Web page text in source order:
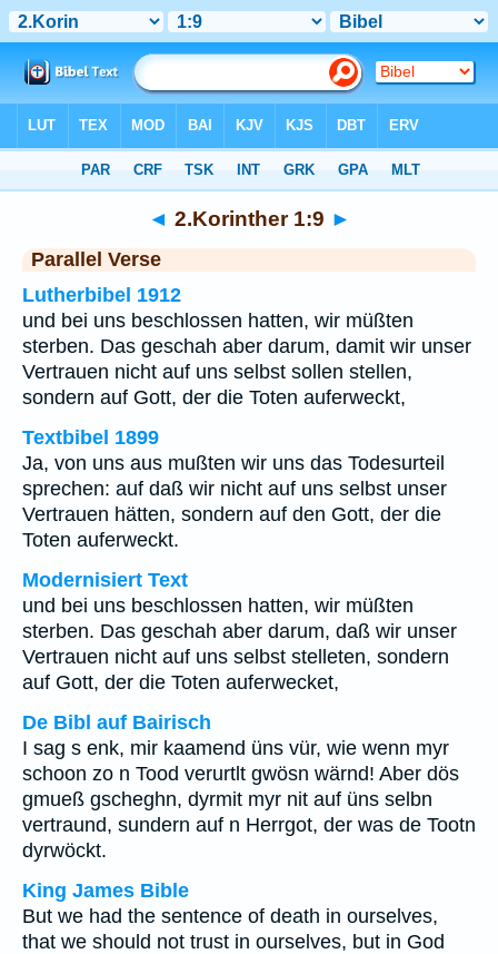
◄ 2.Korinther 1:9 ►
Parallel Verse
Lutherbibel 1912
und bei uns beschlossen hatten, wir müßten
sterben. Das geschah aber darum, damit wir unser
Vertrauen nicht auf uns selbst sollen stellen,
sondern auf Gott, der die Toten auferweckt,
Textbibel 1899
Ja, von uns aus mußten wir uns das Todesurteil
sprechen: auf daß wir nicht auf uns selbst unser
Vertrauen hätten, sondern auf den Gott, der die
Toten auferweckt.
Modernisiert Text
und bei uns beschlossen hatten, wir müßten
sterben. Das geschah aber darum, daß wir unser
Vertrauen nicht auf uns selbst stelleten, sondern
auf Gott, der die Toten auferwecket,
De Bibl auf Bairisch
I sag s enk, mir kaamend üns vür, wie wenn myr
schoon zo n Tood verurtlt gwösn wärnd! Aber dös
gmueß gscheghn, dyrmit myr nit auf üns selbn
vertraund, sundern auf n Herrgot, der was de Tootn
dyrwöckt.
King James Bible
But we had the sentence of death in ourselves,
that we should not trust in ourselves, but in God